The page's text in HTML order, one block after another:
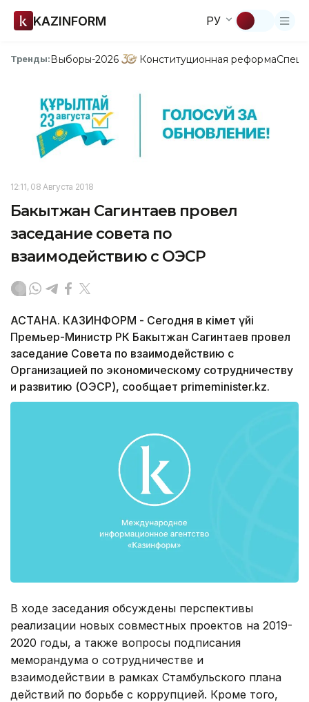
KAZINFORM РУ
Тренды:Выборы-2026 Конституционная реформа
12:11, 08 Августа 2018
Бакытжан Сагинтаев провел
заседание совета по
взаимодействию с ОЭСР
АСТАНА. КАЗИНФОРМ - Сегодня в Үкімет үйі
Премьер-Министр РК Бакытжан Сагинтаев провел
заседание Совета по взаимодействию с
Организацией по экономическому сотрудничеству
и развитию (ОЭСР), сообщает primeminister.kz.
В ходе заседания обсуждены перспективы
реализации новых совместных проектов на 2019-
2020 годы, а также вопросы подписания
меморандума о сотрудничестве и
взаимодействии в рамках Стамбульского плана
действий по борьбе с коррупцией. Кроме того,